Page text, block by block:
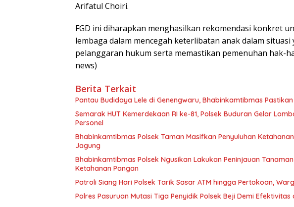
Arifatul Choiri.
FGD ini diharapkan menghasilkan rekomendasi konkret
lembaga dalam mencegah keterlibatan anak dalam
pelanggaran hukum serta memastikan pemenuhan hak-
news)
Berita Terkait
Pantau Budidaya Lele di Genengwaru, Bhabinkamtibmas
Semarak HUT Kemerdekaan RI ke-81, Polsek Buduran Gelar
Personel
Bhabinkamtibmas Polsek Taman Masifkan Penyuluhan
Jagung
Bhabinkamtibmas Polsek Ngusikan Lakukan Peninjauan
Ketahanan Pangan
Patroli Siang Hari Polsek Tarik Sasar ATM hingga Pertokoan,
Polres Pasuruan Mutasi Tiga Penyidik Polsek Beji Demi